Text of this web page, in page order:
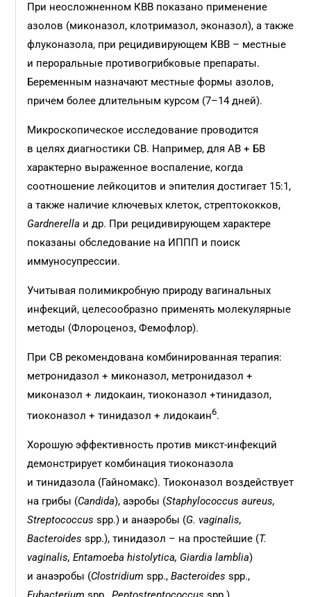
При неосложненном КВВ показано применение
азолов (миконазол, клотримазол, эконазол), а также
флуконазола, при рецидивирующем КВВ – местные
и пероральные противогрибковые препараты.
Беременным назначают местные формы азолов,
причем более длительным курсом (7–14 дней).
Микроскопическое исследование проводится
в целях диагностики СВ. Например, для АВ + БВ
характерно выраженное воспаление, когда
соотношение лейкоцитов и эпителия достигает 15:1,
а также наличие ключевых клеток, стрептококков,
Gardnerella и др. При рецидивирующем характере
показаны обследование на ИППП и поиск
иммуносупрессии.
Учитывая полимикробную природу вагинальных
инфекций, целесообразно применять молекулярные
методы (Флороценоз, Фемофлор).
При СВ рекомендована комбинированная терапия:
метронидазол + миконазол, метронидазол +
миконазол + лидокаин, тиоконазол +тинидазол,
тиоконазол + тинидазол + лидокаин6.
Хорошую эффективность против микст-инфекций
демонстрирует комбинация тиоконазола
и тинидазола (Гайномакс). Тиоконазол воздействует
на грибы (Candida), аэробы (Staphylococcusaureus,
Streptococcus spp.) и анаэробы (G. vaginalis,
Bacteroidesspp.), тинидазол – на простейшие (T.
vaginalis,Entamoebahistolytica, Giardialamblia)
и анаэробы (Clostridium spp.,Bacteroides spp.,